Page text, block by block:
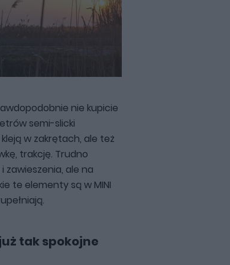
nie kupicie
semi-slicki
w zakrętach, ale też
trakcję. Trudno
zawieszenia, ale na
te elementy są w MINI
tak spokojne